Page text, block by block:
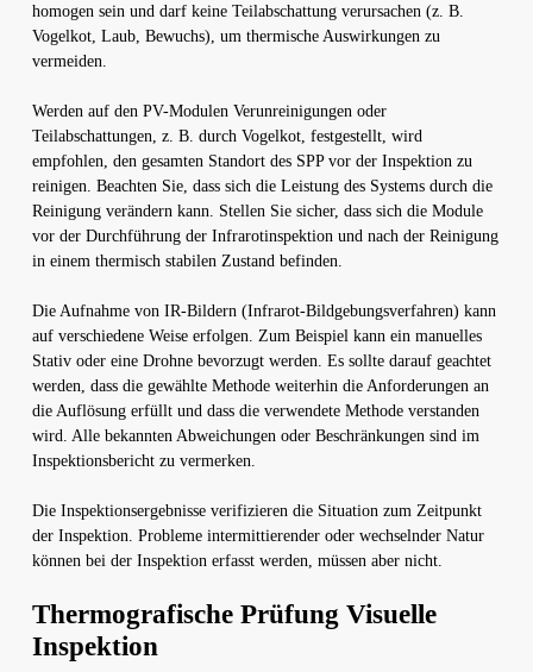
homogen sein und darf keine Teilabschattung verursachen (z. B.
Vogelkot, Laub, Bewuchs), um thermische Auswirkungen zu
vermeiden.
Werden auf den PV-Modulen Verunreinigungen oder
Teilabschattungen, z. B. durch Vogelkot, festgestellt, wird
empfohlen, den gesamten Standort des SPP vor der Inspektion zu
reinigen. Beachten Sie, dass sich die Leistung des Systems durch die
Reinigung verändern kann. Stellen Sie sicher, dass sich die Module
vor der Durchführung der Infrarotinspektion und nach der Reinigung
in einem thermisch stabilen Zustand befinden.
Die Aufnahme von IR-Bildern (Infrarot-Bildgebungsverfahren) kann
auf verschiedene Weise erfolgen. Zum Beispiel kann ein manuelles
Stativ oder eine Drohne bevorzugt werden. Es sollte darauf geachtet
werden, dass die gewählte Methode weiterhin die Anforderungen an
die Auflösung erfüllt und dass die verwendete Methode verstanden
wird. Alle bekannten Abweichungen oder Beschränkungen sind im
Inspektionsbericht zu vermerken.
Die Inspektionsergebnisse verifizieren die Situation zum Zeitpunkt
der Inspektion. Probleme intermittierender oder wechselnder Natur
können bei der Inspektion erfasst werden, müssen aber nicht.
Thermografische Prüfung Visuelle
Inspektion